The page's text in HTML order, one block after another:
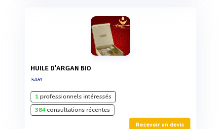
HUILE D'ARGAN BIO
SARL
1professionnels intéressés
384consultations récentes
Recevoir un devis